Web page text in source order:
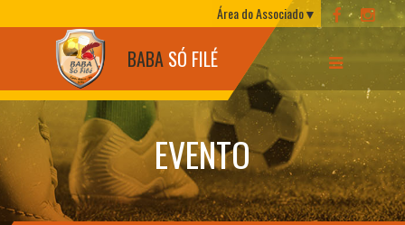
Área do Associado
BABA SÓ FILÉ
EVENTO